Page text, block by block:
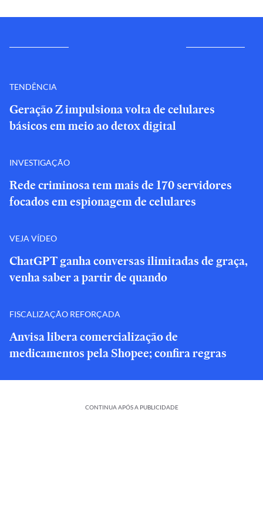
TENDÊNCIA
Geração Z impulsiona volta de celulares
básicos em meio ao detox digital
INVESTIGAÇÃO
Rede criminosa tem mais de 170 servidores
focados em espionagem de celulares
VEJA VÍDEO
ChatGPT ganha conversas ilimitadas de graça,
venha saber a partir de quando
FISCALIZAÇÃO REFORÇADA
Anvisa libera comercialização de
medicamentos pela Shopee; confira regras
CONTINUA APÓS A PUBLICIDADE